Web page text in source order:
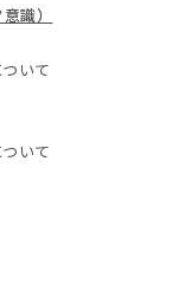
識）
いて
いて